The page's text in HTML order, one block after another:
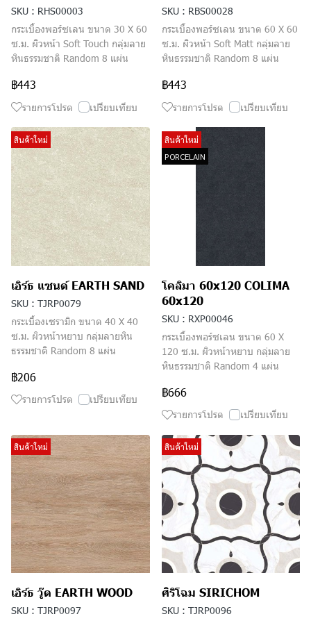
SKU : RHS00003
กระเบื้องพอร์ซเลน ขนาด 30 X 60
ซ.ม. ผิวหน้า Soft Touch กลุ่มลาย
หินธรรมชาติ Random 8 แผ่น
฿443
รายการโปรด เปรียบเทียบ
SKU : RBS00028
กระเบื้องพอร์ซเลน ขนาด 60 X 60
ซ.ม. ผิวหน้า Soft Matt กลุ่มลาย
หินธรรมชาติ Random 8 แผ่น
฿443
รายการโปรด เปรียบเทียบ
สินค้าใหม่
เอิร์ธ แซนด์ EARTH SAND
SKU : TJRP0079
กระเบื้องเซรามิก ขนาด 40 X 40
ซ.ม. ผิวหน้าหยาบ กลุ่มลายหิน
ธรรมชาติ Random 8 แผ่น
฿206
รายการโปรด เปรียบเทียบ
สินค้าใหม่
PORCELAIN
โคลิมา 60x120 COLIMA
60x120
SKU : RXP00046
กระเบื้องพอร์ซเลน ขนาด 60 X
120 ซ.ม. ผิวหน้าหยาบ กลุ่มลาย
หินธรรมชาติ Random 4 แผ่น
฿666
รายการโปรด เปรียบเทียบ
สินค้าใหม่
เอิร์ธ วู๊ด EARTH WOOD
SKU : TJRP0097
สินค้าใหม่
ศิริโฉม SIRICHOM
SKU : TJRP0096